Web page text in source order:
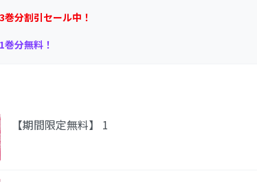
3巻分割引セール中！
1巻分無料！
【期間限定無料】 1